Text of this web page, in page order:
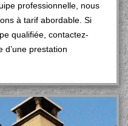
professionnelle, nous
à tarif abordable. Si
qualifiée, contactez-
d’une prestation